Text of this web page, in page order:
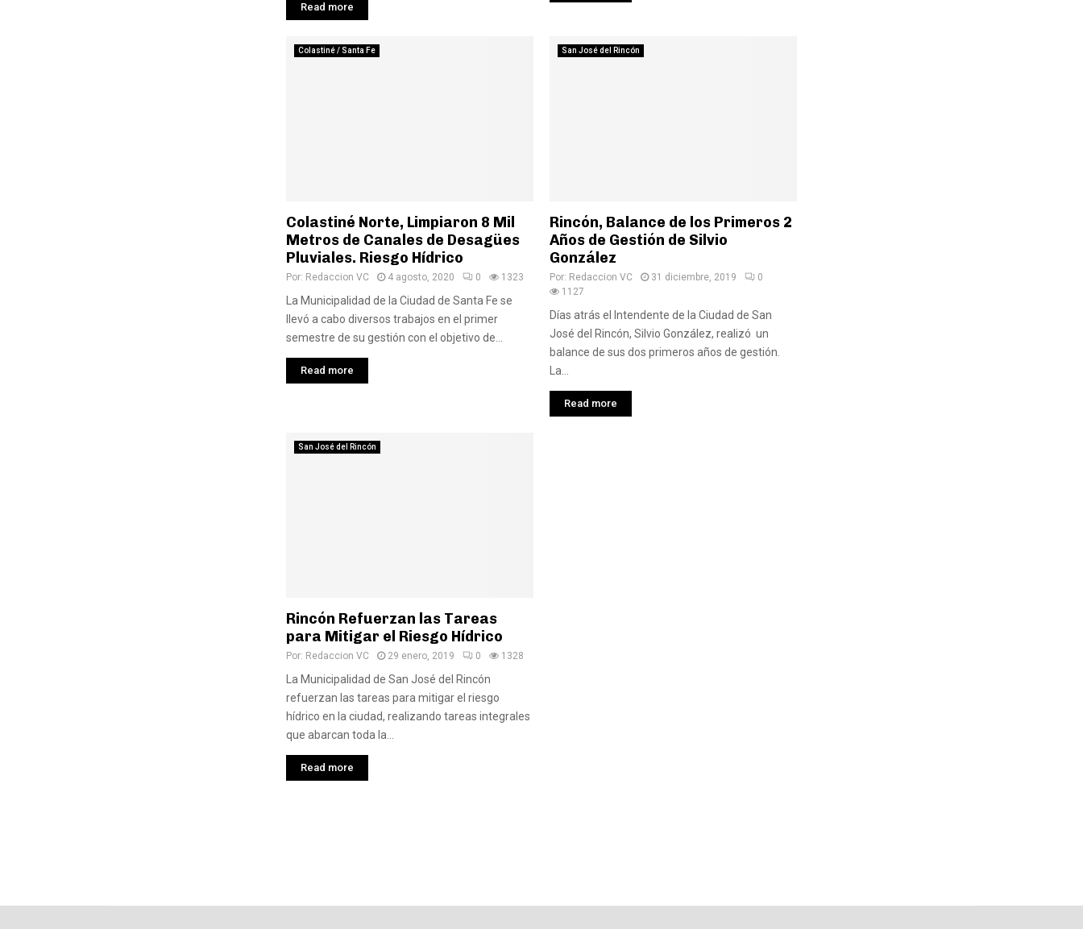
Read more
Colastiné / Santa Fe
Colastiné Norte, Limpiaron 8 Mil
Metros de Canales de Desagües
Pluviales. Riesgo Hídrico
Por: Redaccion VC 4 agosto, 2020 0 1323
La Municipalidad de la Ciudad de Santa Fe se
llevó a cabo diversos trabajos en el primer
semestre de su gestión con el objetivo de...
Read more
San José del Rincón
Rincón, Balance de los Primeros 2
Años de Gestión de Silvio
González
Por: Redaccion VC 31 diciembre, 2019
0
1127
Días atrás el Intendente de la Ciudad de San
José del Rincón, Silvio González, realizó un
balance de sus dos primeros años de gestión.
La...
Read more
San José del Rincón
Rincón Refuerzan las Tareas
para Mitigar el Riesgo Hídrico
Por: Redaccion VC 29 enero, 2019 0 1328
La Municipalidad de San José del Rincón
refuerzan las tareas para mitigar el riesgo
hídrico en la ciudad, realizando tareas integrales
que abarcan toda la...
Read more